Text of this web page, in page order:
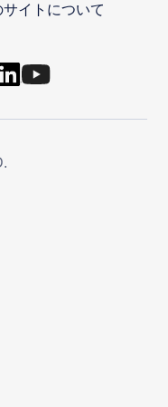
サイトについて